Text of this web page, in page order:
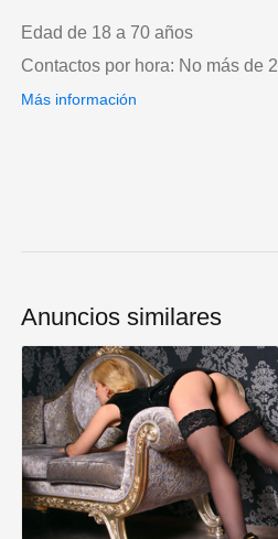
Edad de 18 a 70 años
Contactos por hora: No más de 2
Más información
Anuncios similares